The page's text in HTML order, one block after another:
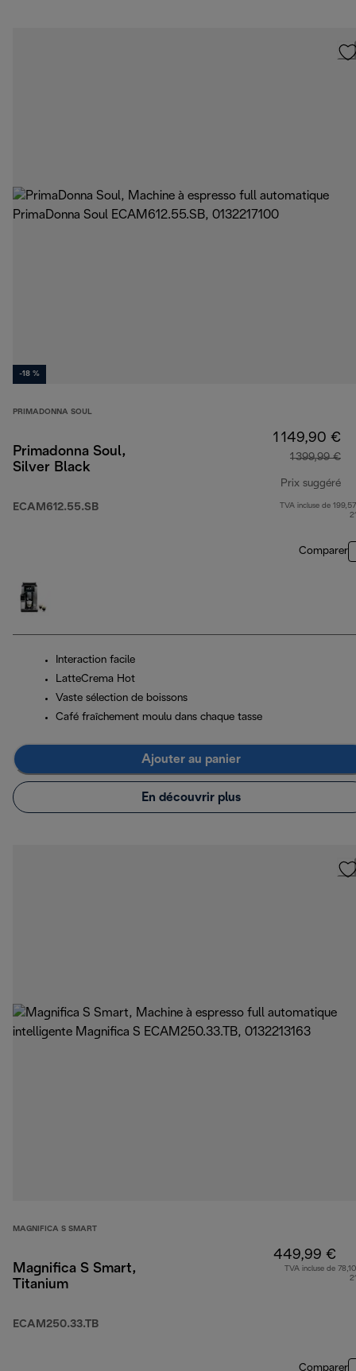
-18 %
PRIMADONNA SOUL
Primadonna Soul,
Silver Black
ECAM612.55.SB
1 149,90 €
1 399,99 €
Prix suggéré
TVA incluse de
Comparer
Interaction facile
LatteCrema Hot
Vaste sélection de boissons
Café fraîchement moulu dans chaque tasse
Ajouter au panier
En découvrir plus
MAGNIFICA S SMART
Magnifica S Smart,
Titanium
ECAM250.33.TB
449,99 €
TVA incluse de
Comparer